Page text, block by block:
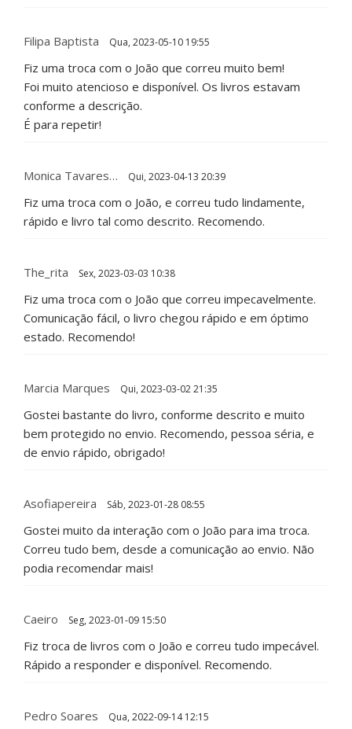
Filipa Baptista Qua, 2023-05-10 19:55
Fiz uma troca com o João que correu muito bem!
Foi muito atencioso e disponível. Os livros estavam
conforme a descrição.
É para repetir!
Monica Tavares… Qui, 2023-04-13 20:39
Fiz uma troca com o João, e correu tudo lindamente,
rápido e livro tal como descrito. Recomendo.
The_rita Sex, 2023-03-03 10:38
Fiz uma troca com o João que correu impecavelmente.
Comunicação fácil, o livro chegou rápido e em óptimo
estado. Recomendo!
Marcia Marques Qui, 2023-03-02 21:35
Gostei bastante do livro, conforme descrito e muito
bem protegido no envio. Recomendo, pessoa séria, e
de envio rápido, obrigado!
Asofiapereira Sáb, 2023-01-28 08:55
Gostei muito da interação com o João para ima troca.
Correu tudo bem, desde a comunicação ao envio. Não
podia recomendar mais!
Caeiro Seg, 2023-01-09 15:50
Fiz troca de livros com o João e correu tudo impecável.
Rápido a responder e disponível. Recomendo.
Pedro Soares Qua, 2022-09-14 12:15